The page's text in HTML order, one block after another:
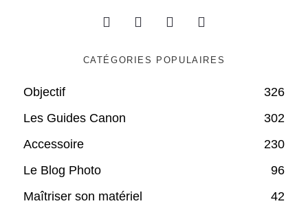
CATÉGORIES POPULAIRES
Objectif
326
Les Guides Canon
302
Accessoire
230
Le Blog Photo
96
Maîtriser son matériel
42